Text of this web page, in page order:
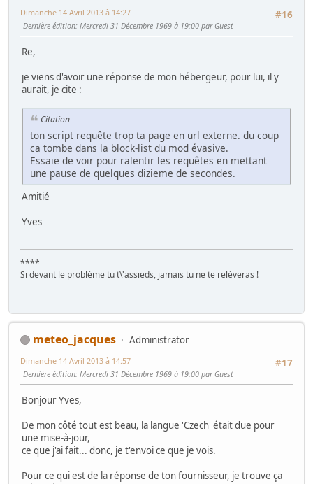
#16
Dimanche 14 Avril 2013 à 14:27
Dernière édition: Mercredi 31 Décembre 1969 à 19:00 par Guest
Re,
je viens d'avoir une réponse de mon hébergeur, pour lui, il y
aurait, je cite :
Citation
ton script requête trop ta page en url externe. du coup
ca tombe dans la block-list du mod évasive.
Essaie de voir pour ralentir les requêtes en mettant
une pause de quelques dizieme de secondes.
Amitié
Yves
****
Si devant le problème tu t\'assieds, jamais tu ne te relèveras !
meteo_jacques
Administrator
#17
Dimanche 14 Avril 2013 à 14:57
Dernière édition: Mercredi 31 Décembre 1969 à 19:00 par Guest
Bonjour Yves,
De mon côté tout est beau, la langue 'Czech' était due pour
une mise-à-jour,
ce que j'ai fait... donc, je t'envoi ce que je vois.
Pour ce qui est de la réponse de ton fournisseur, je trouve ça